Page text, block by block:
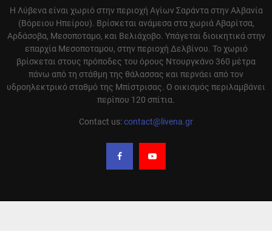
Η Λύβενα είναι χωριό στην περιοχή Αγίων Σαράντα στην Αλβανία
(Βόρειου Ηπείρου). Βρίσκεται ανάμεσα στα χωριά Αβαρίτσα,
Αρδάσοβα, Μεσοποταμο, και Βελιάχοβο. Υπάγεται διοικητικά στην
επαρχία Μεσοποταμου, στην περιοχή Δελβίνου. Το χωριό
βρίσκεται στους πρόποδες του όρους Ντουργκάνο 360 μέτρα
πάνω από τη στάθμη της θάλασσας και περνάει από τον
υδροηλεκτρικό σταθμό της Μπίστρισας. Ο οικισμός περιλαμβάνει
περίπου 120 σπίτια.
Contact us:contact@livena.gr